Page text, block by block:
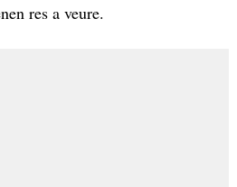
res a veure.